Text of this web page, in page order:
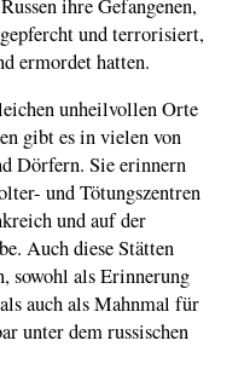
ihre Gefangenen,
und terrorisiert,
ermordet hatten.
unheilvollen Orte
gibt es in vielen von
Dörfern. Sie erinnern
und Tötungszentren
und auf der
Auch diese Stätten
sowohl als Erinnerung
auch als Mahnmal für
unter dem russischen